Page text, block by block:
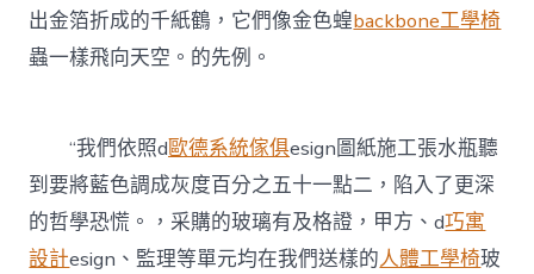
出金箔折成的千紙鶴，它們像金色蝗backbone工學椅
蟲一樣飛向天空。的先例。
“我們依照d歐德系統傢俱esign圖紙施工張水瓶聽
到要將藍色調成灰度百分之五十一點二，陷入了更深
的哲學恐慌。，采購的玻璃有及格證，甲方、d巧寓
設計esign、監理等單元均在我們送樣的人體工學椅玻